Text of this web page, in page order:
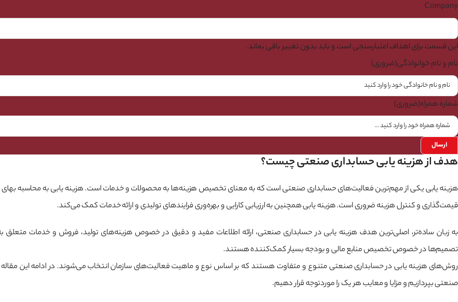
Company
این قسمت برای اهداف اعتبارسنجی است و باید بدون تغییر باقی بماند.
نام و نام خوانوادگی(ضروری)
شماره همراه(ضروری)
هدف از هزینه یابی حسابداری صنعتی چیست؟
هزینه یابی یکی از مهم‌ترین فعالیت‌های حسابداری صنعتی است که به معنای تخصیص هزینه‌ها به محصولات و خدمات است. هزینه یابی به محاسبه
قیمت‌گذاری و کنترل هزینه ضروری است. هزینه یابی همچنین به ارزیابی کارایی و بهره‌وری فرایندهای تولیدی و ارائه خدمات کمک می‌کند.
به زبان ساده‌تر، اصلی‌ترین هدف هزینه یابی در حسابداری صنعتی، ارائه اطلاعات مفید و دقیق در خصوص هزینه‌های تولید، فروش و خدمات متعلق
تصمیم‌ها در خصوص تخصیص منابع مالی و بودجه بسیار کمک‌کننده هستند.
روش‌های هزینه یابی در حسابداری صنعتی متنوع و متفاوت هستند که بر اساس نوع و ماهیت فعالیت‌های سازمان انتخاب می‌شوند. در ادامه این
صنعتی بپردازیم و مزایا و معایب هر یک را موردتوجه قرار دهیم.